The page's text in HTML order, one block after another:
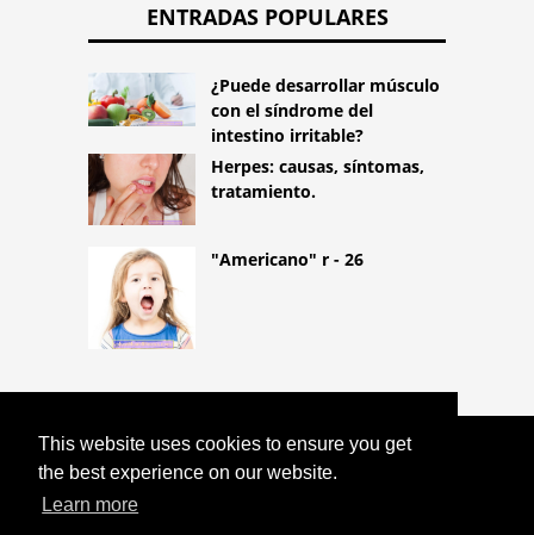
This website uses cookies to ensure you get
the best experience on our website.
Learn more
ENTRADAS POPULARES
¿Puede desarrollar músculo
con el síndrome del
intestino irritable?
Herpes: causas, síntomas,
tratamiento.
"Americano" r - 26
COPYRIGHT 2026
HTTPS://LIFESTYLEMED.NET
CORONAVIRUS. ELLOS TOMARÁN TUS